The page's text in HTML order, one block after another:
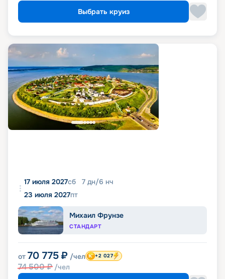
Выбрать круиз
17 июля 2027сб 7 дн/6 нч
23 июля 2027пт
Михаил Фрунзе
СТАНДАРТ
от 70 775 ₽ /чел
74 500₽ /чел
+2 027